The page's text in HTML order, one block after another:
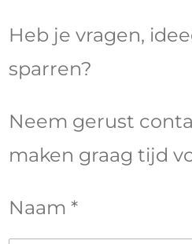
Heb je vragen,
sparren?
Neem gerust
maken graag tijd
Naam *